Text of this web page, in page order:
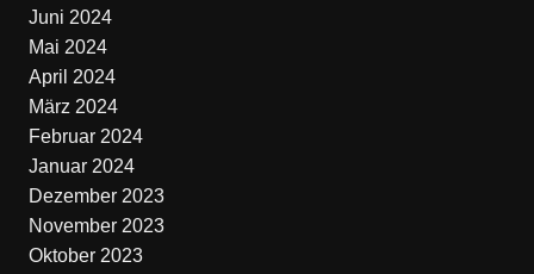
Juni 2024
Mai 2024
April 2024
März 2024
Februar 2024
Januar 2024
Dezember 2023
November 2023
Oktober 2023